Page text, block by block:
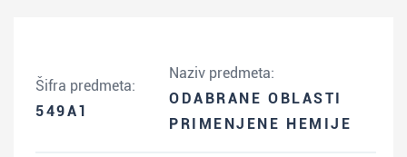
Šifra predmeta:
549A1
Naziv predmeta:
ODABRANE OBLASTI
PRIMENJENE HEMIJE